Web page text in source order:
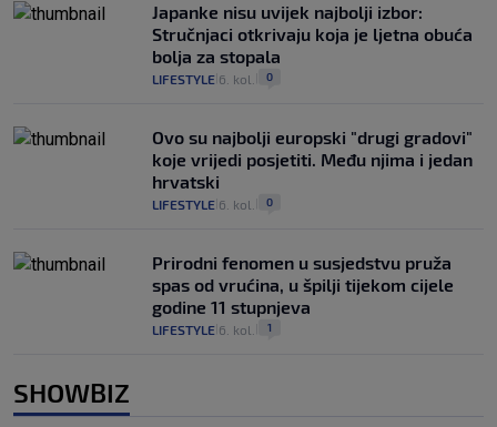
Japanke nisu uvijek najbolji izbor:
Stručnjaci otkrivaju koja je ljetna obuća
bolja za stopala
LIFESTYLE 6. kol. 0
Ovo su najbolji europski "drugi gradovi"
koje vrijedi posjetiti. Među njima i jedan
hrvatski
LIFESTYLE 6. kol. 0
Prirodni fenomen u susjedstvu pruža
spas od vrućina, u špilji tijekom cijele
godine 11 stupnjeva
LIFESTYLE 6. kol. 1
SHOWBIZ